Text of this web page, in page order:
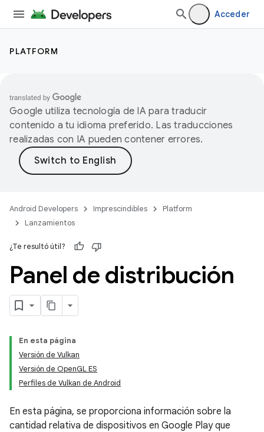
Acceder
PLATFORM
Google utiliza tecnología de IA para traducir
contenido a tu idioma preferido. Las traducciones
realizadas con IA pueden contener errores.
Android Developers Imprescindibles
Platform
Lanzamientos
¿Te resultó útil?
Panel de distribución
En esta página
Versión de Vulkan
Versión de OpenGL ES
Perfiles de Vulkan de Android
En esta página, se proporciona información sobre la
cantidad relativa de dispositivos en Google Play que